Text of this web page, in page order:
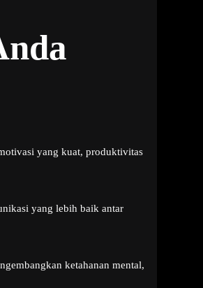
yang kuat, produktivitas
yang lebih baik antar
ketahanan mental,